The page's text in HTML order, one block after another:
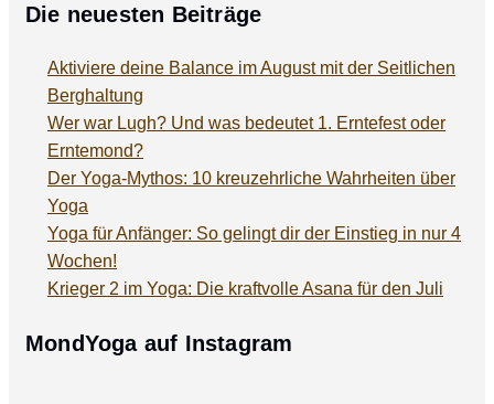
Die neuesten Beiträge
Aktiviere deine Balance im August mit der Seitlichen
Berghaltung
Wer war Lugh? Und was bedeutet 1. Erntefest oder
Erntemond?
Der Yoga-Mythos: 10 kreuzehrliche Wahrheiten über
Yoga
Yoga für Anfänger: So gelingt dir der Einstieg in nur 4
Wochen!
Krieger 2 im Yoga: Die kraftvolle Asana für den Juli
MondYoga auf Instagram